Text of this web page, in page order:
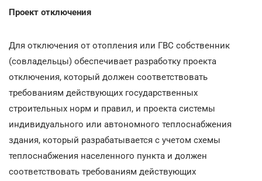
Проект отключения
Для отключения от отопления или ГВС собственник
(совладельцы) обеспечивает разработку проекта
отключения, который должен соответствовать
требованиям действующих государственных
строительных норм и правил, и проекта системы
индивидуального или автономного теплоснабжения
здания, который разрабатывается с учетом схемы
теплоснабжения населенного пункта и должен
соответствовать требованиям действующих